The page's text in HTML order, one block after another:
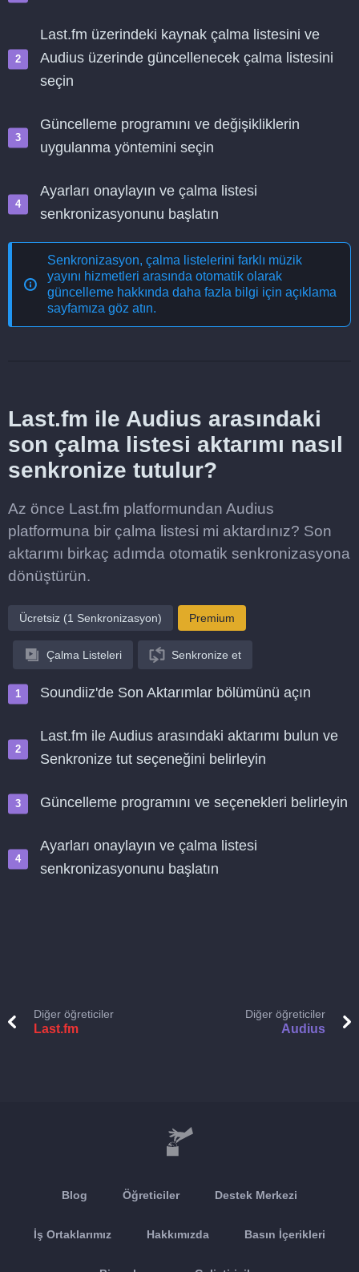
Last.fm üzerindeki kaynak çalma listesini ve
Audius üzerinde güncellenecek çalma listesini
seçin
Güncelleme programını ve değişikliklerin
uygulanma yöntemini seçin
Ayarları onaylayın ve çalma listesi
senkronizasyonunu başlatın
Senkronizasyon, çalma listelerini farklı müzik
yayını hizmetleri arasında otomatik olarak
güncelleme hakkında daha fazla bilgi için açıklama
sayfamıza göz atın.
Last.fm ile Audius arasındaki
son çalma listesi aktarımı nasıl
senkronize tutulur?
Az önce Last.fm platformundan Audius
platformuna bir çalma listesi mi aktardınız? Son
aktarımı birkaç adımda otomatik senkronizasyona
dönüştürün.
Ücretsiz (1 Senkronizasyon) Premium
Çalma Listeleri Senkronize et
Soundiiz'de Son Aktarımlar bölümünü açın
Last.fm ile Audius arasındaki aktarımı bulun ve
Senkronize tut seçeneğini belirleyin
Güncelleme programını ve seçenekleri belirleyin
Ayarları onaylayın ve çalma listesi
senkronizasyonunu başlatın
Diğer öğreticiler
Last.fm
Diğer öğreticiler
Audius
Blog Öğreticiler Destek Merkezi
İş Ortaklarımız Hakkımızda Basın İçerikleri